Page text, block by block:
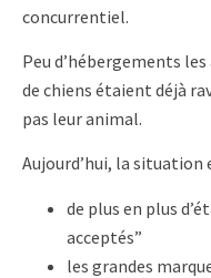
concurrentiel.
Peu d’hébergements
de chiens étaient déjà
pas leur animal.
Aujourd’hui, la situation
de plus en plus
acceptés”
les grandes